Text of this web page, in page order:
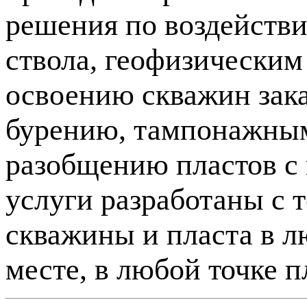
решения по
ствола,
освоению скважин
бурению,
разобщению пластов
услуги разработаны с
скважины и пласта в
месте, в любой точке